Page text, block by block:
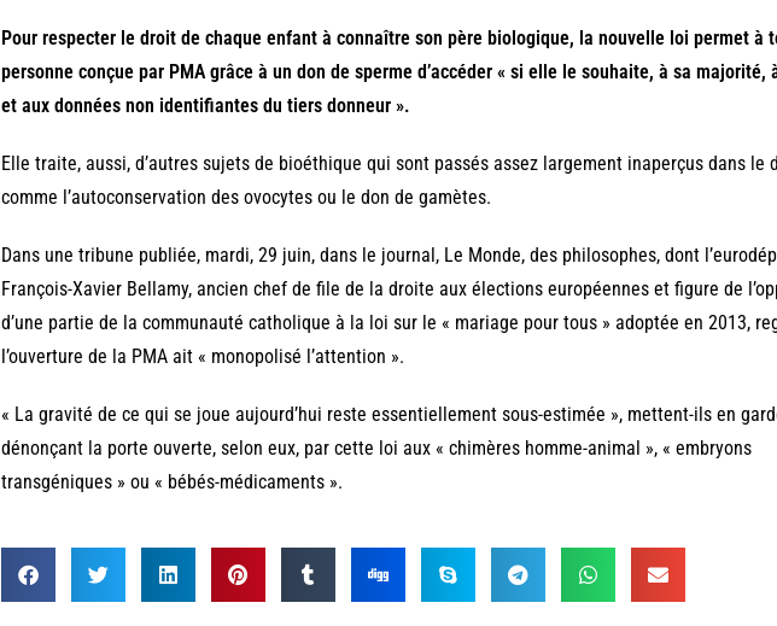
Pour respecter le droit de chaque enfant à connaître son père biologique, la nouvelle loi permet à
personne conçue par PMA grâce à un don de sperme d’accéder « si elle le souhaite, à sa majorité,
et aux données non identifiantes du tiers donneur ».
Elle traite, aussi, d’autres sujets de bioéthique qui sont passés assez largement inaperçus dans le
comme l’autoconservation des ovocytes ou le don de gamètes.
Dans une tribune publiée, mardi, 29 juin, dans le journal, Le Monde, des philosophes, dont
François-Xavier Bellamy, ancien chef de file de la droite aux élections européennes et figure de
d’une partie de la communauté catholique à la loi sur le « mariage pour tous » adoptée en 2013,
l’ouverture de la PMA ait « monopolisé l’attention ».
« La gravité de ce qui se joue aujourd’hui reste essentiellement sous-estimée », mettent-ils en
dénonçant la porte ouverte, selon eux, par cette loi aux « chimères homme-animal », « embryons
transgéniques » ou « bébés-médicaments ».